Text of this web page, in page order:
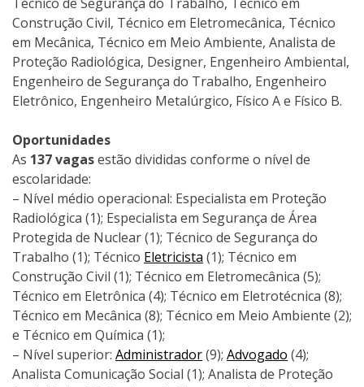
Construção Civil, Técnico em Eletromecânica, Técnico
em Mecânica, Técnico em Meio Ambiente, Analista de
Proteção Radiológica, Designer, Engenheiro Ambiental,
Engenheiro de Segurança do Trabalho, Engenheiro
Eletrônico, Engenheiro Metalúrgico, Físico A e Físico B.
Oportunidades
As 137 vagasestão divididas conforme o nível de
escolaridade:
– Nível médio operacional: Especialista em Proteção
Radiológica (1); Especialista em Segurança de Área
Protegida de Nuclear (1); Técnico de Segurança do
Trabalho (1); Técnico Eletricista (1); Técnico em
Construção Civil (1); Técnico em Eletromecânica (5);
Técnico em Eletrônica (4); Técnico em Eletrotécnica (8);
Técnico em Mecânica (8); Técnico em Meio Ambiente (2);
e Técnico em Química (1);
– Nível superior: Administrador(9); Advogado (4);
Analista Comunicação Social (1); Analista de Proteção